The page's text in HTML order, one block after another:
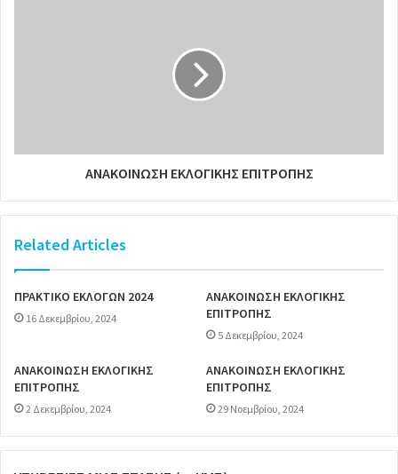
ΑΝΑΚΟΙΝΩΣΗ ΕΚΛΟΓΙΚΗΣ ΕΠΙΤΡΟΠΗΣ
Related Articles
ΠΡΑΚΤΙΚΟ ΕΚΛΟΓΩΝ 2024
16 Δεκεμβρίου, 2024
ΑΝΑΚΟΙΝΩΣΗ ΕΚΛΟΓΙΚΗΣ
ΕΠΙΤΡΟΠΗΣ
5 Δεκεμβρίου, 2024
ΑΝΑΚΟΙΝΩΣΗ ΕΚΛΟΓΙΚΗΣ
ΕΠΙΤΡΟΠΗΣ
2 Δεκεμβρίου, 2024
ΑΝΑΚΟΙΝΩΣΗ ΕΚΛΟΓΙΚΗΣ
ΕΠΙΤΡΟΠΗΣ
29 Νοεμβρίου, 2024